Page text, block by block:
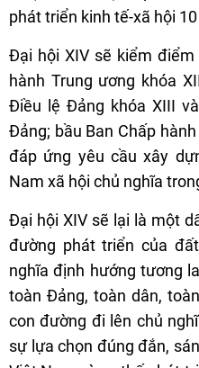
phát triển kinh tế-xã hội
Đại hội XIV sẽ kiểm
hành Trung ương khóa
Điều lệ Đảng khóa XIII
Đảng; bầu Ban Chấp
đáp ứng yêu cầu xây
Nam xã hội chủ nghĩa
Đại hội XIV sẽ lại là một
đường phát triển của
nghĩa định hướng tương
toàn Đảng, toàn dân,
con đường đi lên chủ
sự lựa chọn đúng đắn,